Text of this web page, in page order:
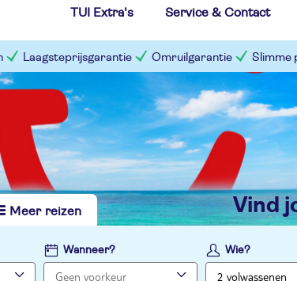
TUI Extra's Service & Contact
Laagsteprijsgarantie Omruilgarantie Slimme
Meer reizen vind
Wanneer? Wie?